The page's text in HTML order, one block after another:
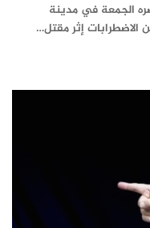
الأميركي 500 من عناصره الجمعة في مدينة
الاضطرابات إثر مقتل…